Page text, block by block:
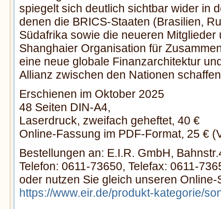
spiegelt sich deutlich sichtbar wider in
denen die BRICS-Staaten (Brasilien,
Südafrika sowie die neueren Mitglieder
Shanghaier Organisation für
eine neue globale Finanzarchitektur
Allianz zwischen den Nationen
Erschienen im Oktober 2025
48 Seiten DIN-A4,
Laserdruck, zweifach geheftet, 40 €
Online-Fassung im PDF-Format, 25 €
Bestellungen an: E.I.R. GmbH,
Telefon: 0611-73650, Telefax: 0611-
oder nutzen Sie gleich unseren Online-
https://www.eir.de/produkt-kategorie/